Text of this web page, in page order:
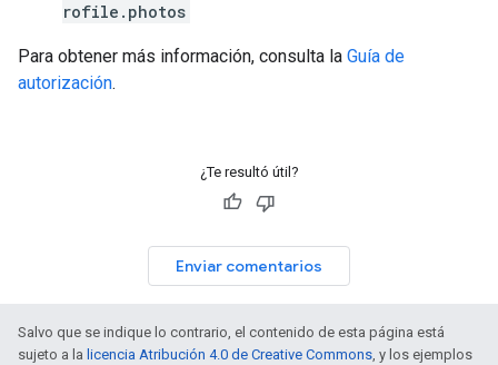
rofile.photos
Para obtener más información, consulta la Guía de
autorización.
¿Te resultó útil?
Enviar comentarios
Salvo que se indique lo contrario, el contenido de esta página está
sujeto a la licencia Atribución 4.0 de Creative Commons, y los ejemplos